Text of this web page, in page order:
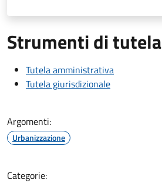
Strumenti di tutela
Tutela amministrativa
Tutela giurisdizionale
Argomenti:
Urbanizzazione
Categorie: